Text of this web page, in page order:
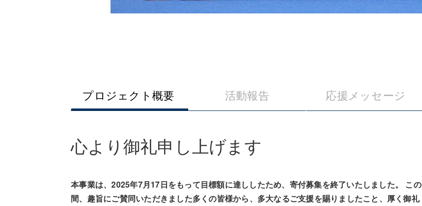
プロジェクト概要 活動報告 応援メッセージ
心より御礼申し上げます
本事業は、2025年7月17日をもって目標額に達ししたため、寄付募集を終了いたしました。 この
間、趣旨にご賛同いただきました多くの皆様から、多大なるご支援を賜りましたこと、厚く御礼